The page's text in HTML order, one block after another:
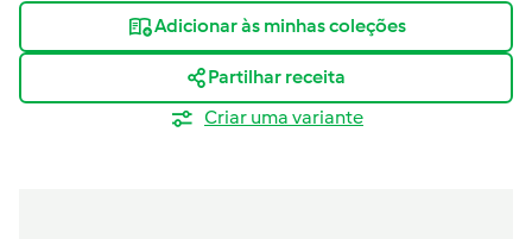
Adicionar às minhas coleções
Partilhar receita
Criar uma variante